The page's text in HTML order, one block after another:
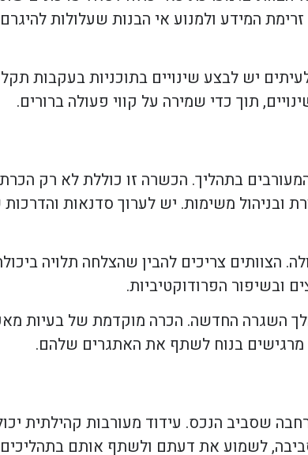
המידע ולמנוע אי הבנות שעלולות
יש לבצע שינויים בתוכניות בעקבות
תוך כדי שמירה על קווי פעולה ברורים.
בתהליך. הכשרה זו כוללת לא רק
ובניהול משימות. יש לערוך סדנאות
צריכים להבין שהצלחה תלויה
ובשיפור הפרודוקטיביות.
השגרה החדשה. הכרה מוקדמת של בעיות
מרגישים בנוח לשתף את האתגרים שלהם.
שסביב הנכס. עידוד מעורבות קהילתית
לשמוע את דעתם ולשתף אותם